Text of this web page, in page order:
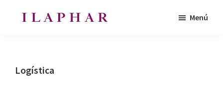
página
la
la
Organización
Menú
Logística